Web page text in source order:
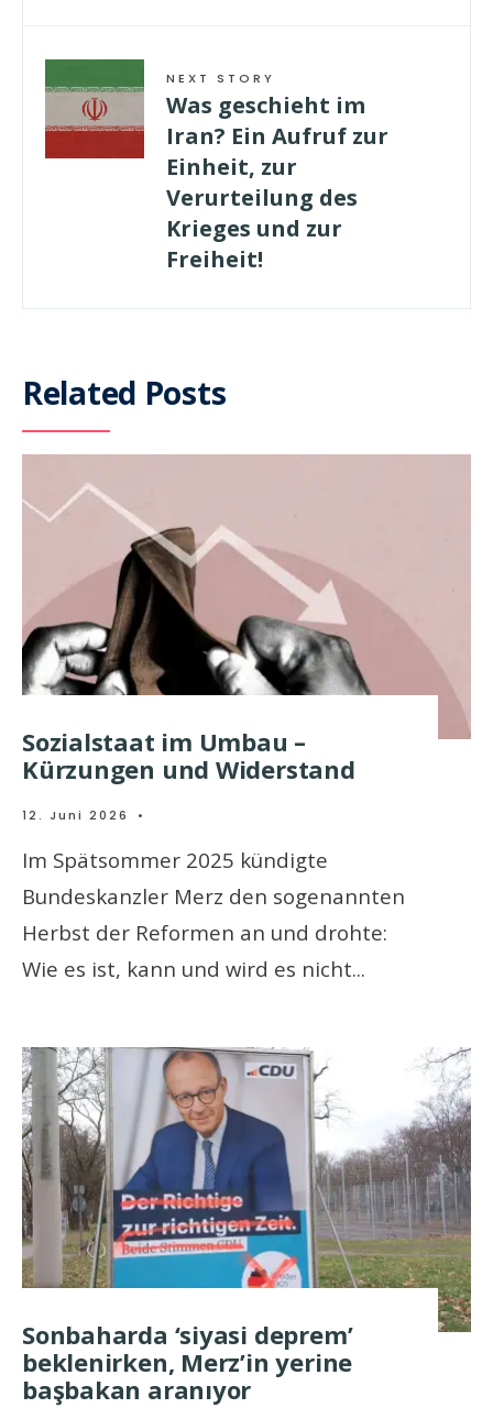
NEXT STORY
Was geschieht im
Iran? Ein Aufruf zur
Einheit, zur
Verurteilung des
Krieges und zur
Freiheit!
Related Posts
Sozialstaat im Umbau –
Kürzungen und Widerstand
12. Juni 2026 •
Im Spätsommer 2025 kündigte
Bundeskanzler Merz den sogenannten
Herbst der Reformen an und drohte:
Wie es ist, kann und wird es nicht...
Sonbaharda ‘siyasi deprem’
beklenirken, Merz’in yerine
başbakan aranıyor